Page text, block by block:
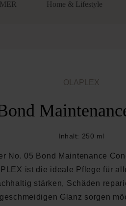
Home & Lifestyle
OLAPLEX
Inhalt: 250 ml
No. 05 Bond Maintenance
ist die ideale Pflege für
stärken, Schäden
geschmeidigen Glanz sorgen